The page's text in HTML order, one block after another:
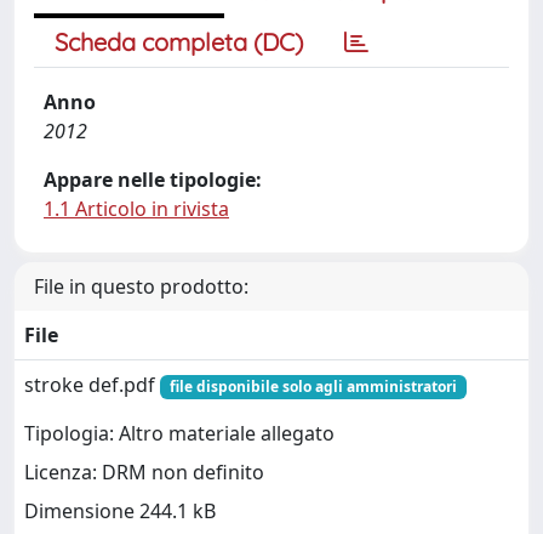
Scheda completa (DC)
Anno
2012
Appare nelle tipologie:
1.1 Articolo in rivista
File in questo prodotto:
File
stroke def.pdf
file disponibile solo agli amministratori
Tipologia: Altro materiale allegato
Licenza: DRM non definito
Dimensione 244.1 kB